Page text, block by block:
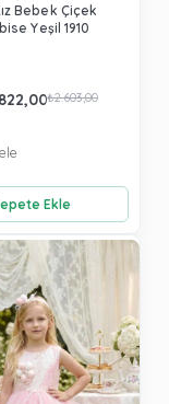
Bebek Çiçek
Yeşil 1910
₺2.603,00
Ekle